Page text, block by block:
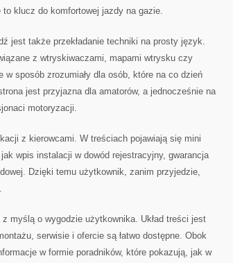
klucz do komfortowej jazdy na gazie.
jest także przekładanie techniki na prosty język.
z wtryskiwaczami, mapami wtrysku czy
sposób zrozumiały dla osób, które na co dzień
jest przyjazna dla amatorów, a jednocześnie na
motoryzacji.
z kierowcami. W treściach pojawiają się mini
wpis instalacji w dowód rejestracyjny, gwarancja
Dzięki temu użytkownik, zanim przyjedzie,
myślą o wygodzie użytkownika. Układ treści jest
serwisie i ofercie są łatwo dostępne. Obok
w formie poradników, które pokazują, jak w